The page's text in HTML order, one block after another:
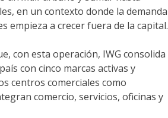
en un contexto donde la demanda
empieza a crecer fuera de la capital.
con esta operación, IWG consolida
con cinco marcas activas y
centros comerciales como
comercio, servicios, oficinas y